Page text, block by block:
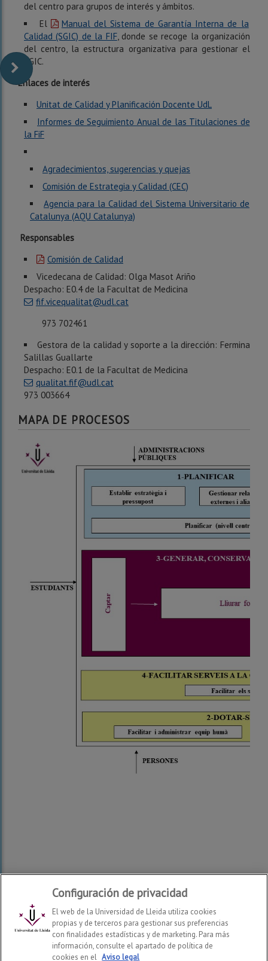
del centro para grupos de interés y ámbitos.
El
Manual del Sistema de Garantía Interna de la
Calidad (SGIC) de la FIF, donde se recoge la organización
del centro, la estructura organizativa para gestionar el
SGIC.
Enlaces de interés
Unitat de Calidad y Planificación Docente UdL
Informes de Seguimiento Anual de las Titulaciones de
la FiF
Agradecimientos, sugerencias y quejas
Comisión de Estrategia y Calidad (CEC)
Agencia para la Calidad del Sistema Universitario de
Catalunya (AQU Catalunya)
Responsables
Comisión de Calidad
Vicedecana de Calidad: Olga Masot Ariño
Despacho: E0.4de la Facultat de Medicina
fif.vicequalitat@udl.cat
973 702461
Gestora de la calidad y soporte a la dirección: Fermina
Salillas Guallarte
Despacho: E0.1 de la Facultat de Medicina
qualitat.fif@udl.cat
973 003664
MAPA DE PROCESOS
Configuración de privacidad
El web de la Universidad de Lleida utiliza cookies
propias y de terceros para gestionar sus preferencias
con finalidades estadísticas y de marketing. Para más
información, consulte el apartado de política de
cookies en el Aviso legal